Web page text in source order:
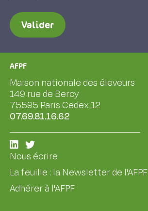
Valider
AFPF
Maison nationale des éleveurs
149 rue de Bercy
75595 Paris Cedex 12
07.69.81.16.62
Nous écrire
La feuille : la Newsletter de l'AFPF
Adhérer à l'AFPF